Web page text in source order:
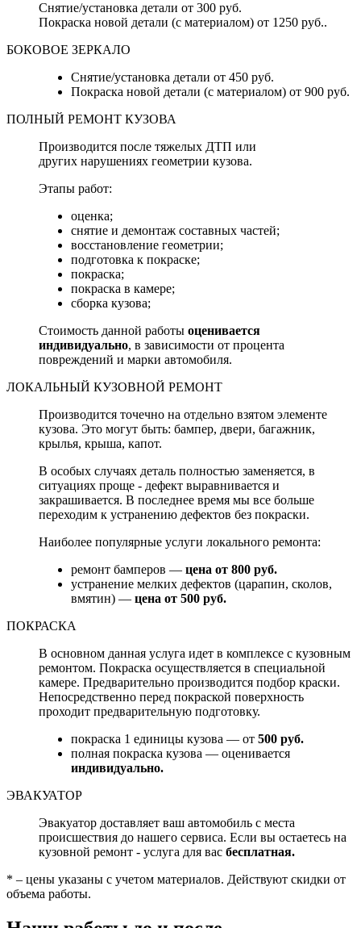
Снятие/установка детали от 300 руб.
Покраска новой детали (с материалом) от 1250 руб..
БОКОВОЕ ЗЕРКАЛО
Снятие/установка детали от 450 руб.
Покраска новой детали (с материалом) от 900 руб.
ПОЛНЫЙ РЕМОНТ КУЗОВА
Производится после тяжелых ДТП или
других нарушениях геометрии кузова.
Этапы работ:
оценка;
снятие и демонтаж составных частей;
восстановление геометрии;
подготовка к покраске;
покраска;
покраска в камере;
сборка кузова;
Стоимость данной работы оценивается
индивидуально, в зависимости от процента
повреждений и марки автомобиля.
ЛОКАЛЬНЫЙ КУЗОВНОЙ РЕМОНТ
Производится точечно на отдельно взятом элементе
кузова. Это могут быть: бампер, двери, багажник,
крылья, крыша, капот.
В особых случаях деталь полностью заменяется, в
ситуациях проще - дефект выравнивается и
закрашивается. В последнее время мы все больше
переходим к устранению дефектов без покраски.
Наиболее популярные услуги локального ремонта:
ремонт бамперов — цена от 800 руб.
устранение мелких дефектов (царапин, сколов,
вмятин) — цена от 500 руб.
ПОКРАСКА
В основном данная услуга идет в комплексе с кузовным
ремонтом. Покраска осуществляется в специальной
камере. Предварительно производится подбор краски.
Непосредственно перед покраской поверхность
проходит предварительную подготовку.
покраска 1 единицы кузова — от 500 руб.
полная покраска кузова — оценивается
индивидуально.
ЭВАКУАТОР
Эвакуатор доставляет ваш автомобиль с места
происшествия до нашего сервиса. Если вы остаетесь на
кузовной ремонт - услуга для вас бесплатная.
* – цены указаны с учетом материалов. Действуют скидки от
объема работы.